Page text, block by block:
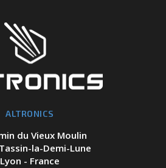
ALTRONICS
du Vieux Moulin
la-Demi-Lune
Lyon - France